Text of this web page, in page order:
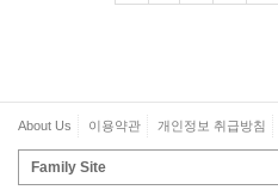
About Us 이용약관 개인정보 취급방침
Family Site